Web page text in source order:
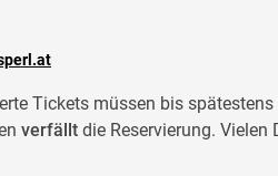
Tickets müssen bis
verfällt die Reservierung.